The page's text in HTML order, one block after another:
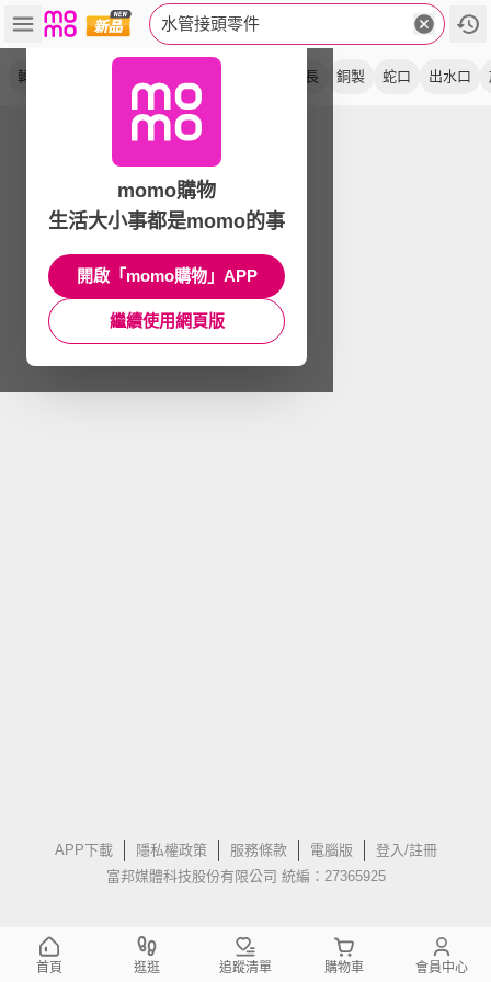
水管接頭零件
轉接頭 延長 銅製 蛇口 出水口
APP下載 隱私權政策 服務條款 電腦版
登入/註冊
富邦媒體科技股份有限公司 統編：27365925
momo購物
生活大小事都是momo的事
開啟「momo購物」APP
繼續使用網頁版
首頁 逛逛 追蹤清單 購物車 會員中心